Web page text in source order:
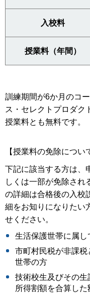
入校料
授業料（年間）
訓練期間が6か月のコ
ス・セレクトプロダク
授業料とも無料です。
【授業料の免除につい
下記に該当する方は、
しくは一部が免除され
の詳細は合格後の入校
細をお知りになりたい
せください。
生活保護世帯に属し
市町村民税が非課
世帯の方
技術校生及びその
所得割額を合算し